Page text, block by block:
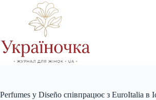
Perfumes y Diseño співпрацює з EuroItalia в